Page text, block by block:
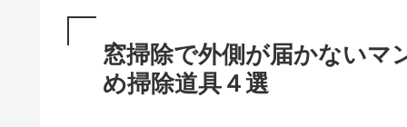
窓掃除で外側が届かないマ
め掃除道具４選